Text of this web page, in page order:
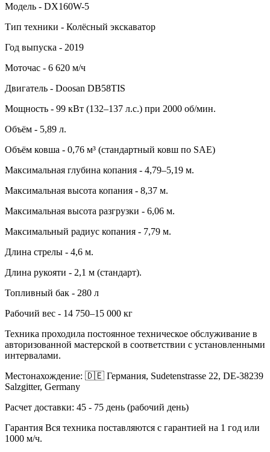
Модель - DX160W-5
Тип техники - Колёсный экскаватор
Год выпуска - 2019
Моточас - 6 620 м/ч
Двигатель - Doosan DB58TIS
Мощность - 99 кВт (132–137 л.с.) при 2000 об/мин.
Объём - 5,89 л.
Объём ковша - 0,76 м³ (стандартный ковш по SAE)
Максимальная глубина копания - 4,79–5,19 м.
Максимальная высота копания - 8,37 м.
Максимальная высота разгрузки - 6,06 м.
Максимальный радиус копания - 7,79 м.
Длина стрелы - 4,6 м.
Длина рукояти - 2,1 м (стандарт).
Топливный бак - 280 л
Рабочий вес - 14 750–15 000 кг
Техника проходила постоянное техническое обслуживание в
авторизованной мастерской в ​​соответствии с установленными
интервалами.
Местонахождение: 🇩🇪 Германия, Sudetenstrasse 22, DE-38239
Salzgitter, Germany
Расчет доставки: 45 - 75 день (рабочий день)
Гарантия Вся техника поставляются с гарантией на 1 год или
1000 м/ч.